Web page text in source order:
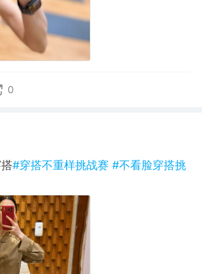
0
#穿搭不重样挑战赛 #不看脸穿搭挑